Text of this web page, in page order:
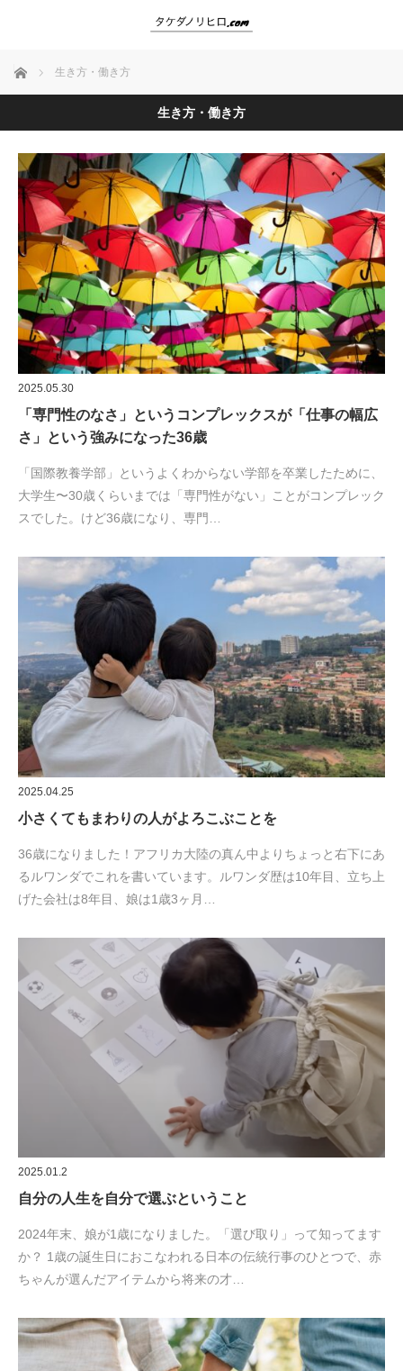
ホーム 生き方・働き方
生き方・働き方
2025.05.30
「専門性のなさ」というコンプレックスが「仕事の幅広
さ」という強みになった36歳
「国際教養学部」というよくわからない学部を卒業したために、
大学生〜30歳くらいまでは「専門性がない」ことがコンプレック
スでした。けど36歳になり、専門…
2025.04.25
小さくてもまわりの人がよろこぶことを
36歳になりました！アフリカ大陸の真ん中よりちょっと右下にあ
るルワンダでこれを書いています。ルワンダ歴は10年目、立ち上
げた会社は8年目、娘は1歳3ヶ月…
2025.01.2
自分の人生を自分で選ぶということ
2024年末、娘が1歳になりました。「選び取り」って知ってます
か？ 1歳の誕生日におこなわれる日本の伝統行事のひとつで、赤
ちゃんが選んだアイテムから将来の才…